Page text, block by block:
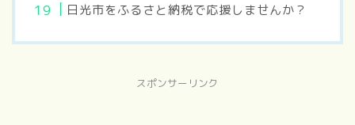
日光市をふるさと納税で応援しませんか？
スポンサーリンク